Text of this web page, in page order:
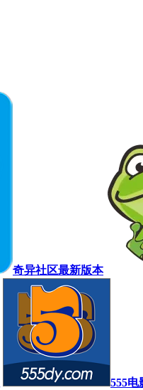
奇异社区最新版本
555电